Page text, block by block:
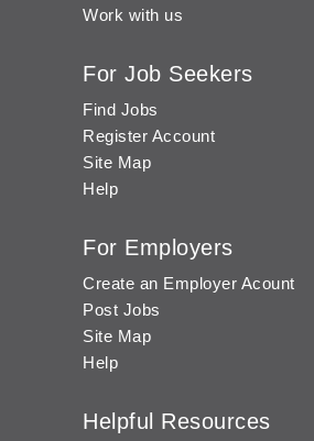
Work with us
For Job Seekers
Find Jobs
Register Account
Site Map
Help
For Employers
Create an Employer Acount
Post Jobs
Site Map
Help
Helpful Resources